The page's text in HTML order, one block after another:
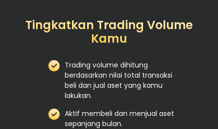
Tingkatkan Trading Volume
Kamu
Trading volume dihitung
berdasarkan nilai total transaksi
beli dan jual aset yang kamu
lakukan.
Aktif membeli dan menjual aset
sepanjang bulan.